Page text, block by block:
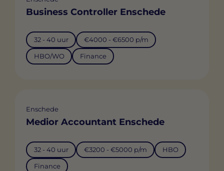
Business Controller Enschede
32 - 40 uur €4000 - €6500 p/m
HBO/WO Finance
Enschede
Medior Accountant Enschede
32 - 40 uur €3200 - €5000 p/m HBO
Finance